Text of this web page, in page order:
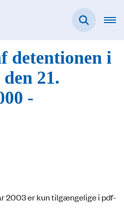
detentionen i
21.
-
2003 er kun tilgængelige i pdf-